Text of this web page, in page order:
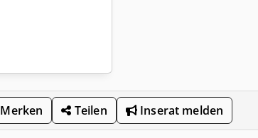
Merken Teilen Inserat melden